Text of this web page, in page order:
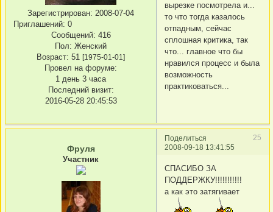
Зарегистрирован: 2008-07-04
Приглашений: 0
Сообщений: 416
Пол: Женский
Возраст: 51 [1975-01-01]
Провел на форуме:
1 день 3 часа
Последний визит:
2016-05-28 20:45:53
вырезке посмотрела и...
то что тогда казалось
отпадным, сейчас
сплошная критика, так
что... главное что бы
нравился процесс и была
возможность
практиковаться...
Поделиться
25
2008-09-18 13:41:55
Фруля
Участник
СПАСИБО ЗА
ПОДДЕРЖКУ!!!!!!!!!!!
а как это затягивает